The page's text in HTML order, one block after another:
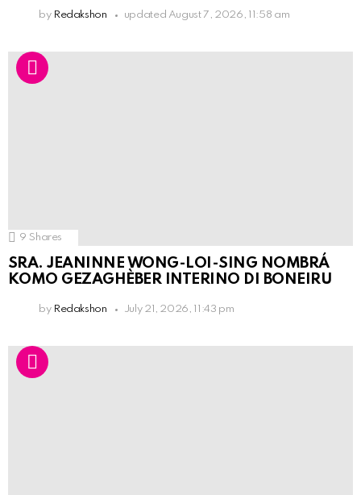
by Redakshon updated August 7, 2026, 11:58 am
9 Shares
SRA. JEANINNE WONG-LOI-SING NOMBRÁ
KOMO GEZAGHÈBER INTERINO DI BONEIRU
by Redakshon July 21, 2026, 11:43 pm